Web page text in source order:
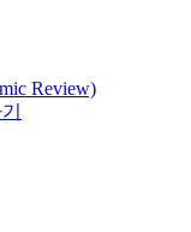
Review)